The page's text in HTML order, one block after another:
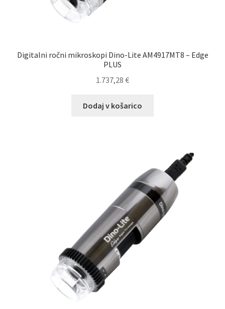
Digitalni ročni mikroskopi Dino-Lite AM4917MT8 – Edge
PLUS
1.737,28 €
Dodaj v košarico